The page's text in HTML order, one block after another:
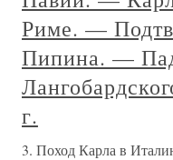
Риме. —
Пипина. —
г.
3. Поход Карла в